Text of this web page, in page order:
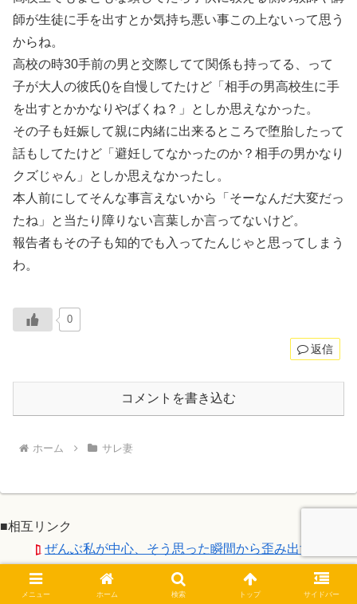
師が生徒に手を出すとか気持ち悪い事この上ないって思う
からね。
高校の時30手前の男と交際してて関係も持ってる、って
子が大人の彼氏()を自慢してたけど「相手の男高校生に手
を出すとかかなりやばくね？」としか思えなかった。
その子も妊娠して親に内緒に出来るところで堕胎したって
話もしてたけど「避妊してなかったのか？相手の男かなり
クズじゃん」としか思えなかったし。
本人前にしてそんな事言えないから「そーなんだ大変だっ
たね」と当たり障りない言葉しか言ってないけど。
報告者もその子も知的でも入ってたんじゃと思ってしまう
わ。
0
返信
コメントを書き込む
ホーム サレ妻
■相互リンク
ぜんぶ私が中心、そう思った瞬間から歪み出す
職場で年齢も近く話しも合うＡとはすぐに飲みに行く
仲になったんだけど、た...
メニュー ホーム 検索 トップ サイドバー